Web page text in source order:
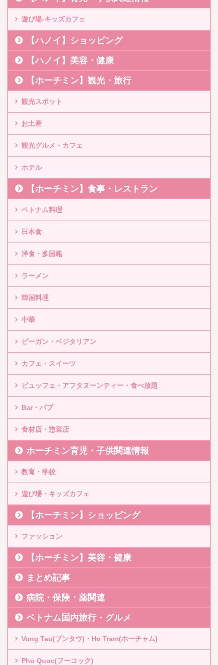
遊び場-キッズカフェ
【ハノイ】ショッピング
【ハノイ】美容・健康
【ホーチミン】観光・旅行
観光スポット
お土産
観光グルメ・カフェ
ホテル
【ホーチミン】食事・レストラン
ベトナム料理
日本食
洋食・多国籍
ラーメン
韓国料理
中華
ビーガン・ベジタリアン
カフェ・スイーツ
ビュッフェ・アフタヌーンティー・食べ放題
Bar・パブ
食材店・惣菜店
ホーチミン育児・子供関連情報
教育・学校
遊び場・キッズカフェ
【ホーチミン】ショッピング
ファッション
【ホーチミン】美容・健康
まとめ記事
病院・保険・薬関連
ベトナム国内旅行・グルメ
Vung Tau(ブンタウ)・Ho Tram(ホーチャム)
Phu Quoc(フーコック)